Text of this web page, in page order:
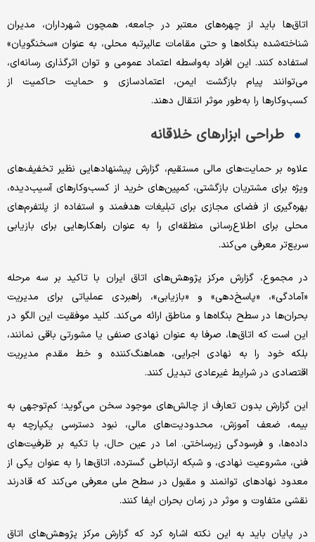
اتاق‌ها باید از چهره‌های معتبر در جامعه، همچون شهرداران، مدیران
شناخته‌شده بنگاه‌ها و حتی مقامات عالیرتبه محلی، به عنوان «سخنگویان»
استفاده کنند. این افراد به‌واسطه اعتماد عمومی و توان اثرگذاری رسانه‌ای،
می‌توانند پیام بازگشت ایمن، اعتمادسازی و حمایت حاکمیت از
کسب‌وکارها را به‌طور موثر انتقال دهند.
طراحی ابزارهای خلاقانه
علاوه بر حمایت‌های مالی مستقیم، گزارش پیشنهادهایی نظیر تخفیف‌های
ویژه برای مشتریان بازگشتی، کمپین‌های خرید از کسب‌وکارهای آسیب‌دیده،
بهره‌گیری از فضای مجازی برای تبلیغات هدفمند و استفاده از پلتفرم‌های
محلی برای اطلاع‌رسانی منطقه‌ای را به عنوان راهکارهایی برای بازیابی
سریع‌تر معرفی می‌کند.
در مجموع، گزارش مرکز پژوهش‌های اتاق ایران با تاکید بر سه مرحله
«آمادگی»، «پاسخ‌دهی» و «بازیابی»، راهبردی عملیاتی برای مدیریت
بحران‌ها در سطح بنگاه‌ها و مناطق ارائه می‌کند. کلید موفقیت این الگو در
این است که اتاق‌ها، صرفا به عنوان نهادی صنفی یا مشورتی باقی نمانند،
بلکه خود را به نهادی اجرایی، هماهنگ‌کننده و خط‌ مقدم مدیریت
اقتصادی در شرایط غیرعادی تبدیل کنند.
این گزارش بدون تعارف از چالش‌های موجود سخن می‌گوید؛ کم‌توجهی به
بیمه، ضعف آموزش، محدودیت‌های مالی، نبود دسترسی یکپارچه به
داده‌ها، و فرسودگی زیرساختی. اما در عین حال، با تکیه بر ظرفیت‌های
فنی، مشروعیت نهادی، و شبکه ارتباطی گسترده، اتاق‌ها را به عنوان یکی از
معدود نهادهای توانمند و مقبول در سطح ملی معرفی می‌کند که قادرند
نقشی متفاوت و موثر در زمان بحران ایفا کنند.
در پایان باید به این نکته اشاره کرد که گزارش مرکز پژوهش‌های اتاق